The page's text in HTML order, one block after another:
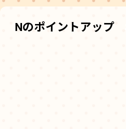
Nのポイントアップ